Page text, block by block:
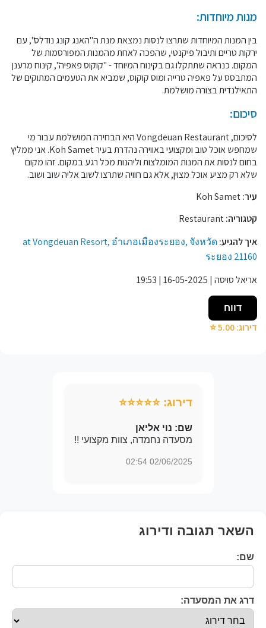
מנות מיוחדות:
בין המנות המיוחדות שתרצו לנסות נמצאת מנת ה"האנג קונג נודלס", עם
ירקות טריים ותיבול פיקנטי, שהפכה לאחת מהמנות המפורסמות של
המקום. כנראה שתתקלו גם בקינוח המיוחד - "קוקוס פאפיה", קינוח מרענן
המתבסס על פאפיה טרייה ומוס קוקוס, שמביא את הטעמים המתוקים של
התאילנדית בצורה מושלמת.
סיכום:
לסיכום, Vongdeuan Restaurant היא הבחירה המושלמת עבור מי
שמחפש אוכל טוב ומקצועי באווירה נהדרת בעיר Koh Samet. אני ממליץ
בחום לנסות את המנות המומלצות וליהנות מכל רגע במקום. זהו מקום
שלא רק מציע אוכל מצוין, אלא גם חוויה שתרצו לשוב אליה שוב ושוב.
עיר:
קטגוריה:
איך להגיע:at Vongdeuan Resort, อำเภอเมืองระยอง, จังหวัด
ระยอง 21160
אריאל סויסה | 16-05-2025 | 19:53
דווח
דירוג: 5.00 ⭐
דירוג: ⭐⭐⭐⭐⭐
שם: נוי אליאן
מסעדה נחמדה, צוות מקצועי !!
02/06/2025 02:54
השאר תגובה ודירוג
שם:
דרג את המסעדה: